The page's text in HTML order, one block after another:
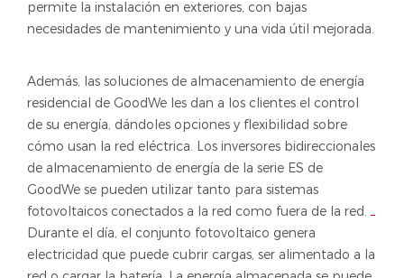
permite la instalación en exteriores, con bajas
necesidades de mantenimiento y una vida útil mejorada.
Además, las soluciones de almacenamiento de energía
residencial de GoodWe les dan a los clientes el control
de su energía, dándoles opciones y flexibilidad sobre
cómo usan la red eléctrica. Los inversores bidireccionales
de almacenamiento de energía de la serie ES de
GoodWe se pueden utilizar tanto para sistemas
fotovoltaicos conectados a la red como fuera de la red.
Durante el día, el conjunto fotovoltaico genera
electricidad que puede cubrir cargas, ser alimentado a la